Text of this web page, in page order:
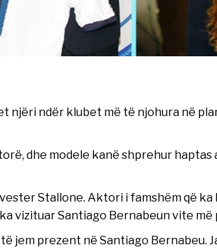
njëri ndër klubet më të njohura në
dhe modele kanë shprehur
Stallone. Aktori i famshëm që ka
vizituar Santiago Bernabeun vite
jem prezent në Santiago Bernabeu.